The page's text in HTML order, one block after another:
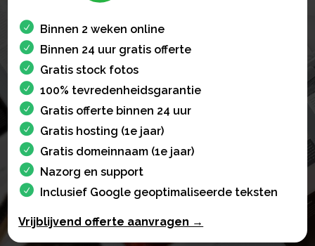
Binnen 2 weken online
Binnen 24 uur gratis offerte
Gratis stock fotos
100% tevredenheidsgarantie
Gratis offerte binnen 24 uur
Gratis hosting (1e jaar)
Gratis domeinnaam (1e jaar)
Nazorg en support
Inclusief Google geoptimaliseerde teksten
Vrijblijvend offerte aanvragen →